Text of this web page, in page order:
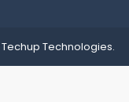
Techup Technologies.